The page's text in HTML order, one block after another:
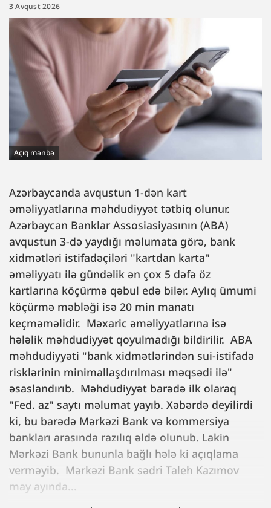
3 Avqust 2026
Açıq mənbə
Azərbaycanda avqustun 1-dən kart
əməliyyatlarına məhdudiyyət tətbiq olunur.
Azərbaycan Banklar Assosiasiyasının (ABA)
avqustun 3-də yaydığı məlumata görə, bank
xidmətləri istifadəçiləri "kartdan karta"
əməliyyatı ilə gündəlik ən çox 5 dəfə öz
kartlarına köçürmə qəbul edə bilər. Aylıq ümumi
köçürmə məbləği isə 20 min manatı
keçməməlidir. Məxaric əməliyyatlarına isə
hələlik məhdudiyyət qoyulmadığı bildirilir. ABA
məhdudiyyəti "bank xidmətlərindən sui-istifadə
risklərinin minimallaşdırılması məqsədi ilə"
əsaslandırıb. Məhdudiyyət barədə ilk olaraq
"Fed. az" saytı məlumat yayıb. Xəbərdə deyilirdi
ki, bu barədə Mərkəzi Bank və kommersiya
bankları arasında razılıq əldə olunub. Lakin
Mərkəzi Bank bununla bağlı hələ ki açıqlama
verməyib. Mərkəzi Bank sədri Taleh Kazımov
may ayında...